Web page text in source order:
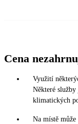
Cena
Využití
Některé
klimatických
Na místě